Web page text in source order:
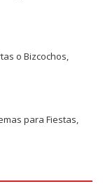
o Bizcochos,
para Fiestas,